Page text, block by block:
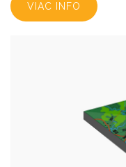
VIAC INFO